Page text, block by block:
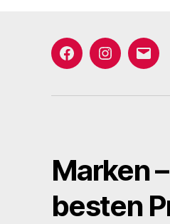
FacebookInstagram
E-
Marken
besten